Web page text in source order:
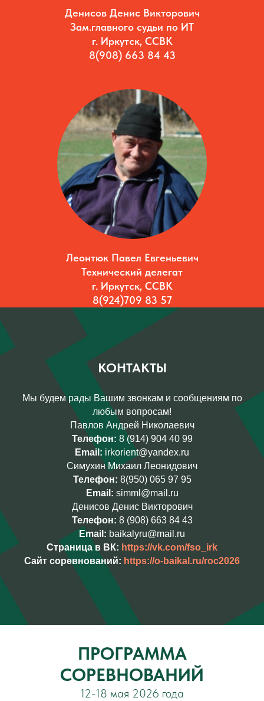
Денисов Денис Викторович
Зам.главного судьи по ИТ
г. Иркутск, ССВК
8(908) 663 84 43
Леонтюк Павел Евгеньевич
Технический делегат
г. Иркутск, ССВК
8(924)709 83 57
КОНТАКТЫ
Мы будем рады Вашим звонкам и сообщениям по
любым вопросам!
Павлов Андрей Николаевич
Телефон: 8 (914) 904 40 99
Email: irkorient@yandex.ru
Симухин Михаил Леонидович
Телефон: 8(950) 065 97 95
Email: simml@mail.ru
Денисов Денис Викторович
Телефон: 8 (908) 663 84 43
Email: baikalyru@mail.ru
Страница в ВК: https://vk.com/fso_irk
Сайт соревнований: https://o-baikal.ru/roc2026
ПРОГРАММА
СОРЕВНОВАНИЙ
12-18 мая 2026 года